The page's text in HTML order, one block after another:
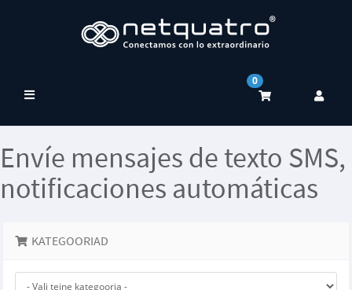
Lülitage
0
Envíe mensajes de texto SMS,
notificaciones automáticas
KATEGOORIAD